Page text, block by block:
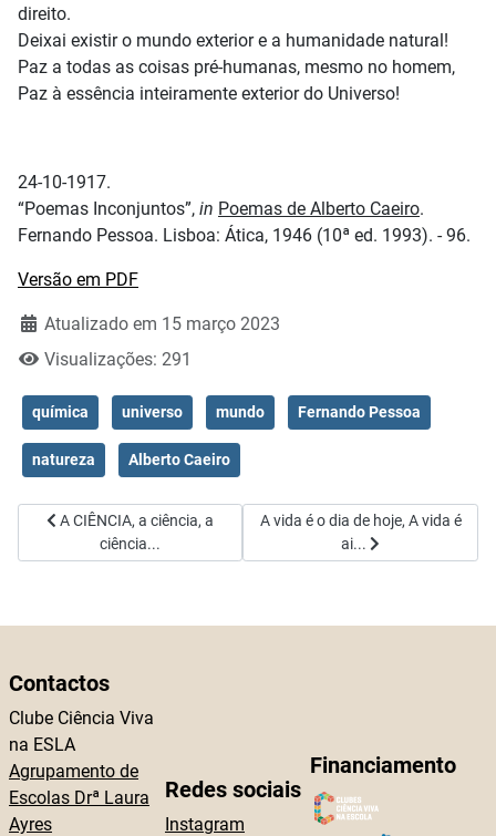
direito.
Deixai existir o mundo exterior e a humanidade natural!
Paz a todas as coisas pré-humanas, mesmo no homem,
Paz à essência inteiramente exterior do Universo!
24-10-1917.
“Poemas Inconjuntos”, in Poemas de Alberto Caeiro.
Fernando Pessoa. Lisboa: Ática, 1946 (10ª ed. 1993). - 96.
Versão em PDF
Atualizado em 15 março 2023
Visualizações: 291
química universo mundo Fernando Pessoa
natureza Alberto Caeiro
Artigo anterior: A CIÊNCIA, a ciência, a ciência...
A CIÊNCIA, a ciência, a
ciência...
Artigo seguinte: A vida é o dia de
A vida é o dia de hoje, A vida é
ai...
Contactos
Clube Ciência Viva
na ESLA
Agrupamento de
Escolas Drª Laura
Ayres
Redes sociais
Instagram
Financiamento